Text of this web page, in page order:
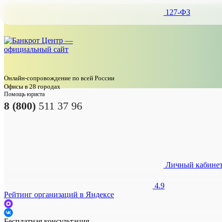
127-ФЗ
Личный
Онлайн-сопровождение по всей России
Офисы в 28 городах
Помощь юриста
8 (800) 511 37 96
4.9
Рейтинг организаций в Яндексе